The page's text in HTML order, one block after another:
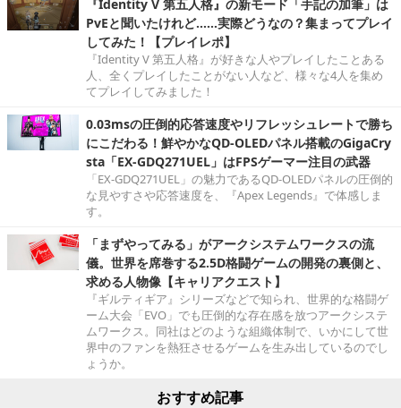
『Identity V 第五人格』の新モード「手記の加筆」は
PvEと聞いたけれど……実際どうなの？集まってプレイ
してみた！【プレイレポ】
『Identity V 第五人格』が好きな人やプレイしたことある
人、全くプレイしたことがない人など、様々な4人を集め
てプレイしてみました！
0.03msの圧倒的応答速度やリフレッシュレートで勝ち
にこだわる！鮮やかなQD-OLEDパネル搭載のGigaCry
sta「EX-GDQ271UEL」はFPSゲーマー注目の武器
「EX-GDQ271UEL」の魅力であるQD-OLEDパネルの圧倒的
な見やすさや応答速度を、『Apex Legends』で体感しま
す。
「まずやってみる」がアークシステムワークスの流
儀。世界を席巻する2.5D格闘ゲームの開発の裏側と、
求める人物像【キャリアクエスト】
『ギルティギア』シリーズなどで知られ、世界的な格闘ゲ
ーム大会「EVO」でも圧倒的な存在感を放つアークシステ
ムワークス。同社はどのような組織体制で、いかにして世
界中のファンを熱狂させるゲームを生み出しているのでし
ょうか。
おすすめ記事